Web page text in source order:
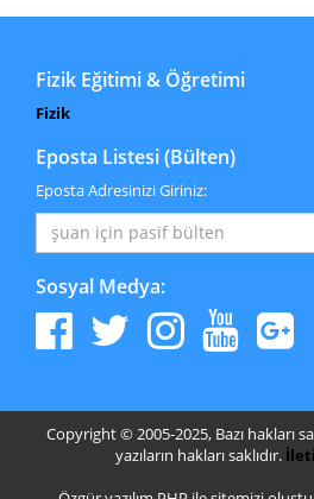
Fizik Eğitimi & Öğretimi
Fizik
Eposta Listesi (Bülten)
Eposta Adresinizi Giriniz:
Sosyal Medya:
Copyright © 2005-2025, Bazı hakları
yazıların hakları saklıdır.